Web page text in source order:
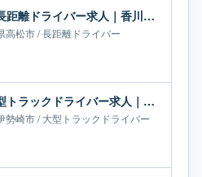
下笠居運輸株式会社の長距離ドライバー求人｜香川県高松市｜月給50万-55万円
高松市/長距離ドライバー
日本運輸株式会社の大型トラックドライバー求人｜群馬県伊勢崎市｜月給67万-68万円
勢崎市/大型トラックドライバー